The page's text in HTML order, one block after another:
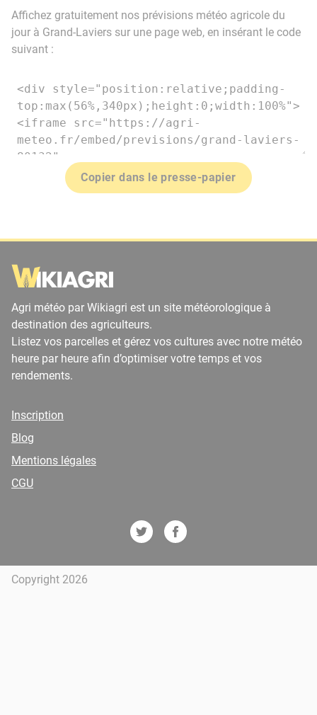
Affichez gratuitement nos prévisions météo agricole du
jour à Grand-Laviers sur une page web, en insérant le code
suivant :
Copier dans le presse-papier
Agri météo par Wikiagri est un site météorologique à
destination des agriculteurs.
Listez vos parcelles et gérez vos cultures avec notre météo
heure par heure afin d’optimiser votre temps et vos
rendements.
Inscription
Blog
Mentions légales
CGU
Copyright 2026